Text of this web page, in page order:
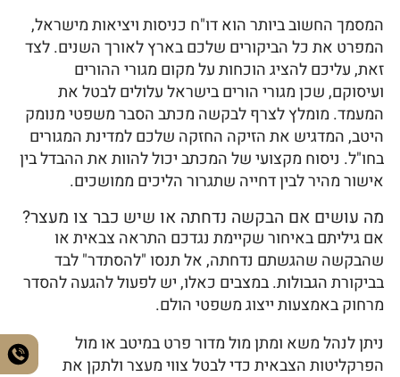
המסמך החשוב ביותר הוא דו"ח כניסות ויציאות מישראל,
המפרט את כל הביקורים שלכם בארץ לאורך השנים. לצד
זאת, עליכם להציג הוכחות על מקום מגורי ההורים
ועיסוקם, שכן מגורי הורים בישראל עלולים לבטל את
המעמד. מומלץ לצרף לבקשה מכתב הסבר משפטי מנומק
היטב, המדגיש את הזיקה החזקה שלכם למדינת המגורים
בחו"ל. ניסוח מקצועי של המכתב יכול להוות את ההבדל בין
אישור מהיר לבין דחייה שתגרור הליכים ממושכים.
מה עושים אם הבקשה נדחתה או שיש כבר צו מעצר?
אם גיליתם באיחור שקיימת נגדכם התראה צבאית או
שהבקשה שהגשתם נדחתה, אל תנסו "להסתדר" לבד
בביקורת הגבולות. במצבים כאלו, יש לפעול להגעה להסדר
מרחוק באמצעות ייצוג משפטי הולם.
ניתן לנהל משא ומתן מול מדור פרט במיטב או מול
הפרקליטות הצבאית כדי לבטל צווי מעצר ולתקן את